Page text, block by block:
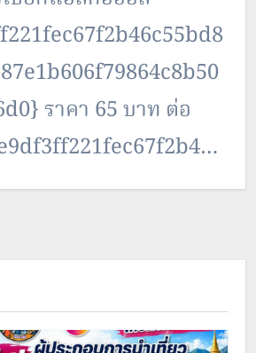
ราคา 65 บาท ต่อ
แผ่นขนาดแผ่นละ 10
าดกระปุก 8 x 12 ซม. -